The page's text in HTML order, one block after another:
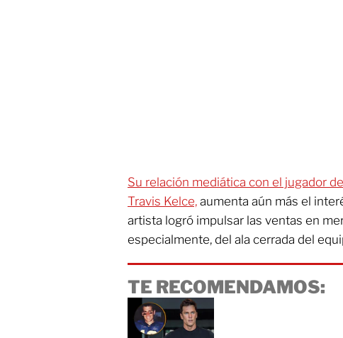
Su relación mediática con el jugador
Travis Kelce, aumenta aún más el
artista logró impulsar las ventas en
especialmente, del ala cerrada del
TE RECOMENDAMOS: